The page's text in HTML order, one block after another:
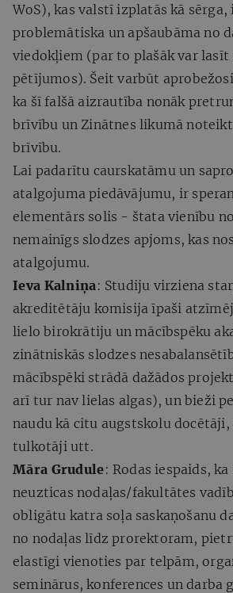
WoS), kas valstī izplatās kā
problemātiska un apšaubāma no
viedokļiem (par to plašāk var
pētījumos). Šeit varbūt
ka šī falšā aizrautība nonāk
brīvību un Zinātnes likumā
brīvību.
Lai padarītu caurskatāmu un
atalgojuma piedāvājumu, ir
elementārs solis - štata vienību
nemainīgs slodzes apjoms, kas
atalgojumu.
Ieva Kalniņa : Studiju virziena
akreditētāju komisija īpaši
lielo birokrātiju un mācībspēku
zinātniskās slodzes
mācībspēki strādā dažādos
arī tur nav lielas algas), un bieži
naudu kā citu augstskolu
tulkotāji utt.
Māra Grudule: Rodas iespaids, ka
neuzticas nodaļas/fakultātes
obligātu katra soļa saskaņošanu
no nodaļas līdz prorektoram,
elastīgi vienoties par telpām,
seminārus, konferences un darba